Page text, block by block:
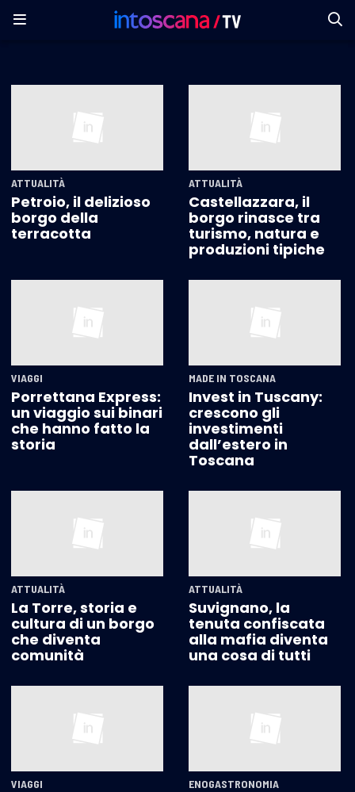
ATTUALITÀ
Petroio, il delizioso
borgo della
terracotta
ATTUALITÀ
Castellazzara, il
borgo rinasce tra
turismo, natura e
produzioni tipiche
VIAGGI
Porrettana Express:
un viaggio sui binari
che hanno fatto la
storia
MADE IN TOSCANA
Invest in Tuscany:
crescono gli
investimenti
dall’estero in
Toscana
ATTUALITÀ
La Torre, storia e
cultura di un borgo
che diventa
comunità
ATTUALITÀ
Suvignano, la
tenuta confiscata
alla mafia diventa
una cosa di tutti
VIAGGI ENOGASTRONOMIA